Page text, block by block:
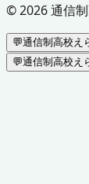
©2026通信
💬通信制高校え
💬通信制高校え